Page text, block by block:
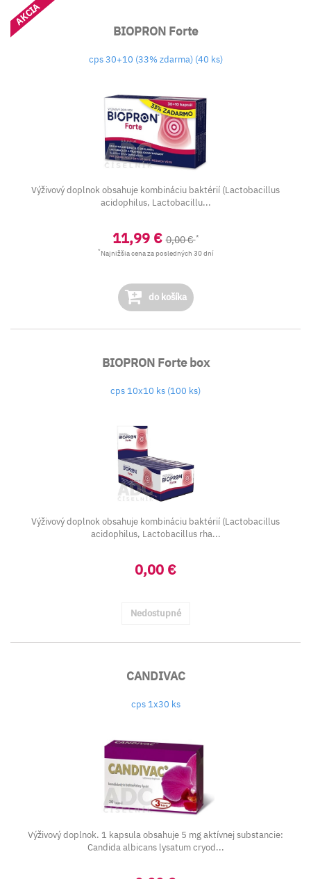
BIOPRON Forte
cps 30+10 (33% zdarma) (40 ks)
AKCIA
Výživový doplnok obsahuje kombináciu baktérií (Lactobacillus
acidophilus, Lactobacillu...
11,99 €0,00 €*
* Najnižšia cena za posledných 30 dní
do košíka
BIOPRON Forte box
cps 10x10 ks (100 ks)
Výživový doplnok obsahuje kombináciu baktérií (Lactobacillus
acidophilus, Lactobacillus rha...
0,00 €
Nedostupné
CANDIVAC
cps 1x30 ks
Výživový doplnok. 1 kapsula obsahuje 5 mg aktívnej substancie:
Candida albicans lysatum cryod...